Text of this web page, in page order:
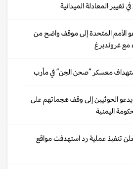
تغيير المعادلة الميدانية
الأمم المتحدة إلى موقف واضح من
مع غروندبرغ
معسكر “صحن الجن” في مأرب
يدعو الحوثيين إلى وقف هجماتهم على
اليمنية
تنفيذ عملية رد استهدفت مواقع